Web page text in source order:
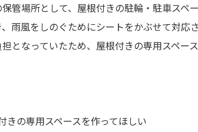
管場所として、屋根付きの駐輪・駐車スペ
雨風をしのぐためにシートをかぶせて対応
となっていたため、屋根付きの専用スペー
きの専用スペースを作ってほしい